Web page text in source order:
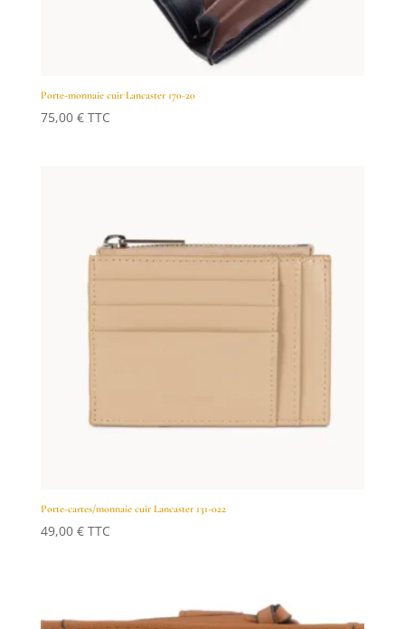
Porte-monnaie cuir Lancaster 170-20
75,00 € TTC
Porte-cartes/monnaie cuir Lancaster 131-022
49,00 € TTC